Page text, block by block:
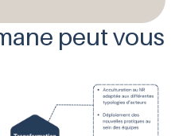
peut vous